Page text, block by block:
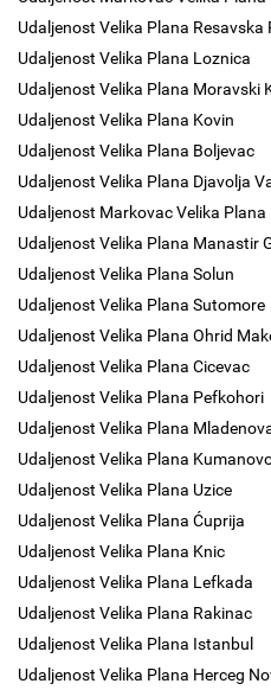
Udaljenost Velika Plana Resavska
Udaljenost Velika Plana Loznica
Udaljenost Velika Plana Moravski
Udaljenost Velika Plana Kovin
Udaljenost Velika Plana Boljevac
Udaljenost Velika Plana Djavolja
Udaljenost Markovac Velika
Udaljenost Velika Plana Manastir
Udaljenost Velika Plana Solun
Udaljenost Velika Plana Sutomore
Udaljenost Velika Plana Ohrid
Udaljenost Velika Plana Cicevac
Udaljenost Velika Plana Pefkohori
Udaljenost Velika Plana
Udaljenost Velika Plana
Udaljenost Velika Plana Uzice
Udaljenost Velika Plana Ćuprija
Udaljenost Velika Plana Knic
Udaljenost Velika Plana Lefkada
Udaljenost Velika Plana Rakinac
Udaljenost Velika Plana Istanbul
Udaljenost Velika Plana Herceg